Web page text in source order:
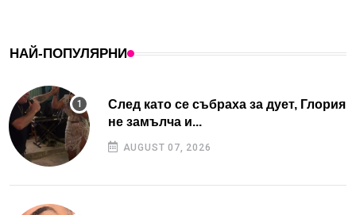
НАЙ-ПОПУЛЯРНИ
След като се събраха за дует, Глория
не замълча и...
AUGUST 07, 2026